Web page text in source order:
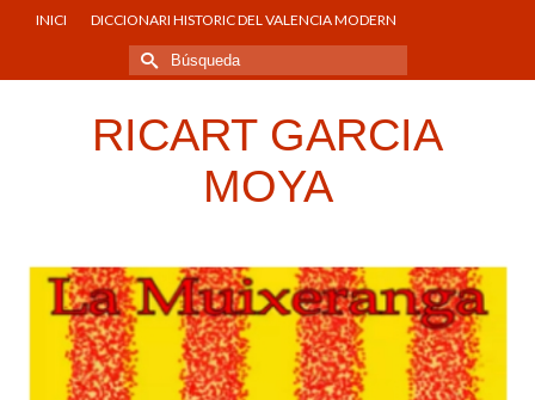
INICI DICCIONARI HISTORIC DEL VALENCIA MODERN
Buscar
por:
RICART GARCIA
MOYA